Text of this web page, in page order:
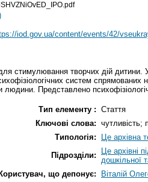
iod.gov.ua/content/events/42/
стимулювання творчих дій дитини.
систем
Представлено
Тип елементу : Стаття
Ключові слова: чутливість;
Типологія:
Це архівна
Підрозділи:
Це архівні
дошкільної
Користувач, що депонує:
Віталій